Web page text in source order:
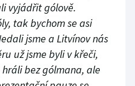
vyjádřit gólově.
tak bychom se asi
jsme a Litvínov nás
už jsme byli v křeči,
bez gólmana, ale